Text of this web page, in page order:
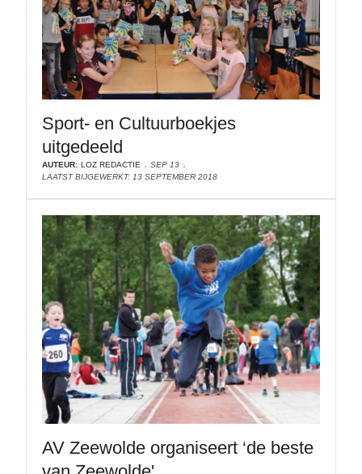
Sport- en Cultuurboekjes
uitgedeeld
AUTEUR: LOZ REDACTIE
SEP 13
LAATST BIJGEWERKT: 13 SEPTEMBER 2018
AV Zeewolde organiseert ‘de beste